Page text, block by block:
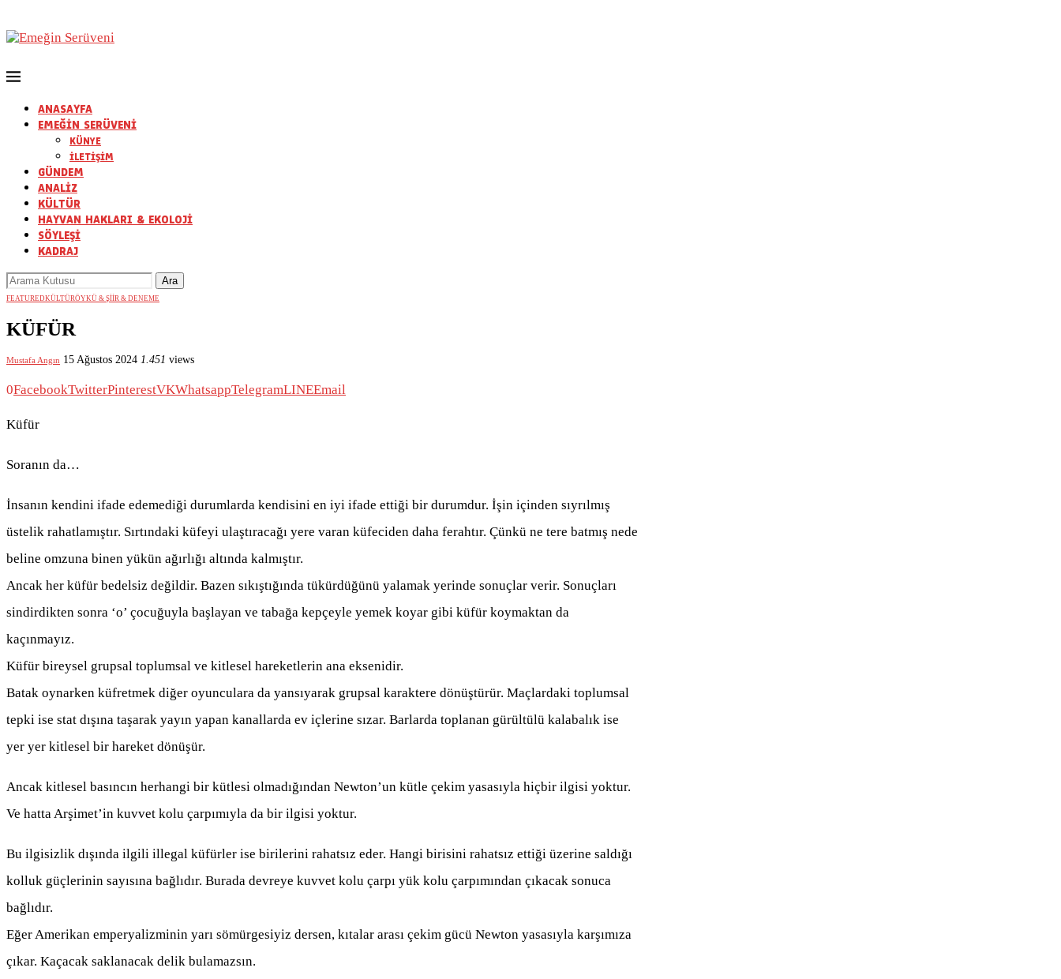
ANASAYFA
EMEĞİN SERÜVENİ
KÜNYE
İLETİŞİM
GÜNDEM
ANALİZ
KÜLTÜR
HAYVAN HAKLARI & EKOLOJİ
SÖYLEŞİ
KADRAJ
FEATUREDKÜLTÜRÖYKÜ & ŞİİR & DENEME
KÜFÜR
Mustafa Angın 15 Ağustos 2024 1.451 views
0FacebookTwitterPinterestVKWhatsappTelegramLINEEmail
Küfür
Soranın da…
İnsanın kendini ifade edemediği durumlarda kendisini en iyi ifade ettiği bir durumdur. İşin içinden sıyrılmış
üstelik rahatlamıştır. Sırtındaki küfeyi ulaştıracağı yere varan küfeciden daha ferahtır. Çünkü ne tere batmış nede
beline omzuna binen yükün ağırlığı altında kalmıştır.
Ancak her küfür bedelsiz değildir. Bazen sıkıştığında tükürdüğünü yalamak yerinde sonuçlar verir. Sonuçları
sindirdikten sonra ‘o’ çocuğuyla başlayan ve tabağa kepçeyle yemek koyar gibi küfür koymaktan da
kaçınmayız.
Küfür bireysel grupsal toplumsal ve kitlesel hareketlerin ana eksenidir.
Batak oynarken küfretmek diğer oyunculara da yansıyarak grupsal karaktere dönüştürür. Maçlardaki toplumsal
tepki ise stat dışına taşarak yayın yapan kanallarda ev içlerine sızar. Barlarda toplanan gürültülü kalabalık ise
yer yer kitlesel bir hareket dönüşür.
Ancak kitlesel basıncın herhangi bir kütlesi olmadığından Newton’un kütle çekim yasasıyla hiçbir ilgisi yoktur.
Ve hatta Arşimet’in kuvvet kolu çarpımıyla da bir ilgisi yoktur.
Bu ilgisizlik dışında ilgili illegal küfürler ise birilerini rahatsız eder. Hangi birisini rahatsız ettiği üzerine saldığı
kolluk güçlerinin sayısına bağlıdır. Burada devreye kuvvet kolu çarpı yük kolu çarpımından çıkacak sonuca
bağlıdır.
Eğer Amerikan emperyalizminin yarı sömürgesiyiz dersen, kıtalar arası çekim gücü Newton yasasıyla karşımıza
çıkar. Kaçacak saklanacak delik bulamazsın.